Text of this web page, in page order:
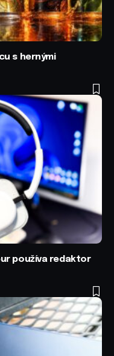
s hernými
používa redaktor